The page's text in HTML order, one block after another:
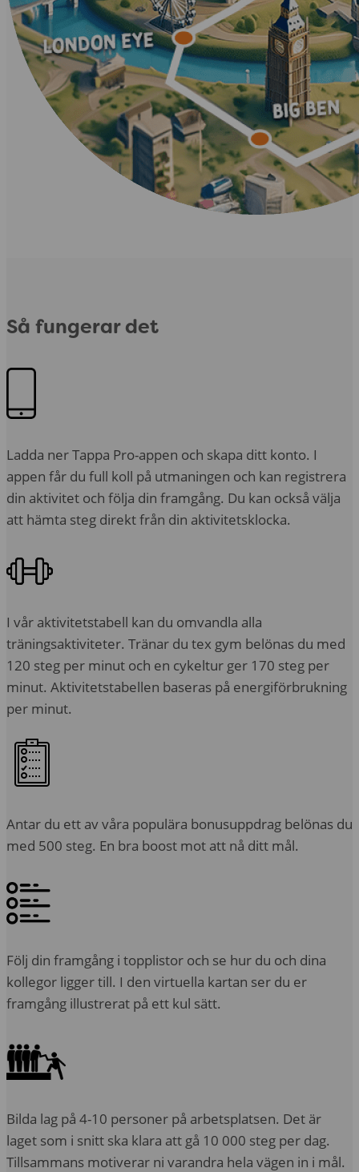
Så fungerar det
Ladda ner Tappa Pro-appen och skapa ditt konto. I
appen får du full koll på utmaningen och kan registrera
din aktivitet och följa din framgång. Du kan också välja
att hämta steg direkt från din aktivitetsklocka.
I vår aktivitetstabell kan du omvandla alla
träningsaktiviteter. Tränar du tex gym belönas du med
120 steg per minut och en cykeltur ger 170 steg per
minut. Aktivitetstabellen baseras på energiförbrukning
per minut.
Antar du ett av våra populära bonusuppdrag belönas du
med 500 steg. En bra boost mot att nå ditt mål.
Följ din framgång i topplistor och se hur du och dina
kollegor ligger till. I den virtuella kartan ser du er
framgång illustrerat på ett kul sätt.
Bilda lag på 4-10 personer på arbetsplatsen. Det är
laget som i snitt ska klara att gå 10 000 steg per dag.
Tillsammans motiverar ni varandra hela vägen in i mål.